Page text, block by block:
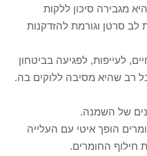
מגבירה סיכון ללקות
סרטן וגורמת להזדקנות
לעייפות, לפגיעה בביטחון
רב שהיא מסיבה ללוקים בה.
של השמנה.
הופך איטי עם העלייה
חילוף החומרים.